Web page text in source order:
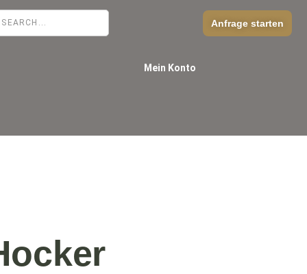
Mein Konto
Anfrage starten